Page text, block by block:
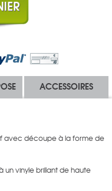
ACCESSOIRES
avec découpe à la forme de
un vinyle brillant de haute